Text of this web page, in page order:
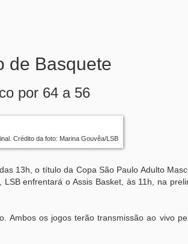
de Basquete
por 64 a 56
Crédito da foto: Marina Gouvêa/LSB
13h, o título da Copa São Paulo Adulto
enfrentará o Assis Basket, às 11h, na
Ambos os jogos terão transmissão ao vivo